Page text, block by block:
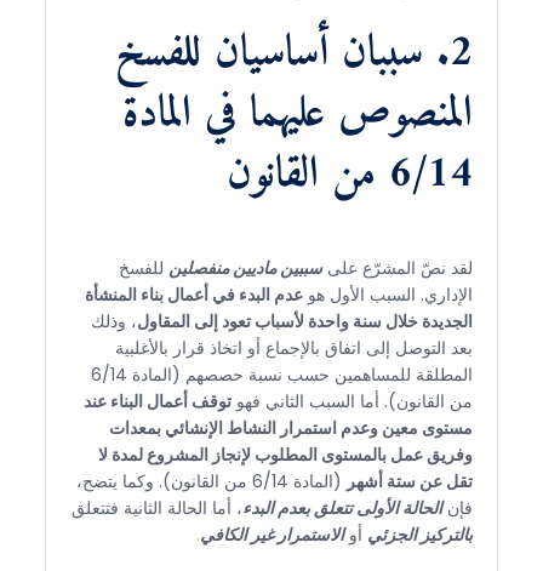
2. سببان أساسيان للفسخ
المنصوص عليهما في المادة
6/14 من القانون
لقد نصّ المشرّع علىسببين ماديين منفصلين للفسخ
الإداري. السبب الأول هوعدم البدء في أعمال بناء المنشأة
الجديدة خلال سنة واحدة لأسباب تعود إلى المقاول، وذلك
بعد التوصل إلى اتفاق بالإجماع أو اتخاذ قرار بالأغلبية
المطلقة للمساهمين حسب نسبة حصصهم (المادة 6/14
من القانون). أما السبب الثاني فهوتوقف أعمال البناء عند
مستوى معين وعدم استمرار النشاط الإنشائي بمعدات
وفريق عمل بالمستوى المطلوب لإنجاز المشروع لمدة لا
تقل عن ستة أشهر
(المادة 6/14 من القانون). وكما يتضح،
فإنالحالة الأولى تتعلق بعدم البدء، أما الحالة الثانية فتتعلق
بالتركيز الجزئي أوالاستمرار غير الكافي.